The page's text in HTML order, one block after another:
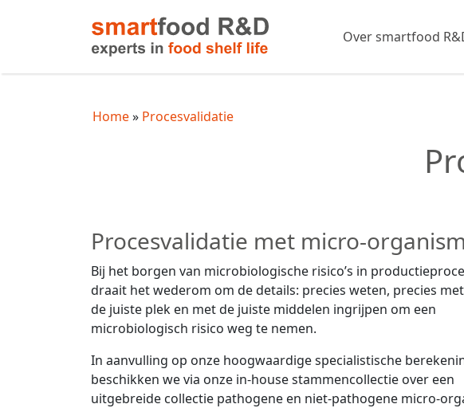
Over smartfood
Home Procesvalidatie
Procesvalidatie met micro-
Bij het borgen van microbiologische risico’s in
draait het wederom om de details: precies weten, precies
de juiste plek en met de juiste middelen ingrijpen om een
microbiologisch risico weg te nemen.
In aanvulling op onze hoogwaardige specialistische
beschikken we via onze in-house stammencollectie over een
uitgebreide collectie pathogene en niet-pathogene micro-